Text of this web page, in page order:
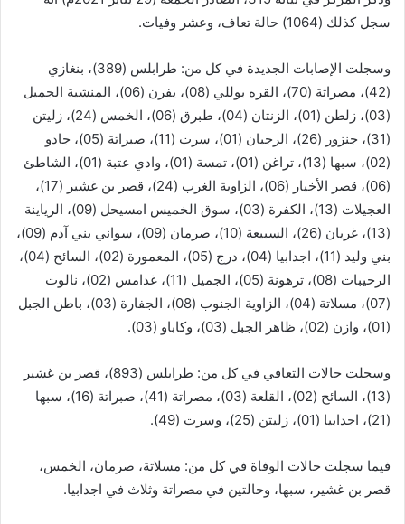
سجل كذلك (1064) حالة تعاف، وعشر وفيات.
وسجلت الإصابات الجديدة في كل من: طرابلس (389)، بنغازي
(42)، مصراتة (70)، القره بوللي (08)، يفرن (06)، المنشية الجميل
(03)، زلطن (01)، الزنتان (04)، طبرق (06)، الخمس (24)، زليتن
(31)، جنزور (26)، الرجبان (01)، سرت (11)، صبراتة (05)، جادو
(02)، سبها (13)، تراغن (01)، تمسة (01)، وادي عتبة (01)، الشاطئ
(06)، قصر الأخيار (06)، الزاوية الغرب (24)، قصر بن غشير (17)،
العجيلات (13)، الكفرة (03)، سوق الخميس امسيحل (09)، الرياينة
(13)، غريان (26)، السبيعة (10)، صرمان (09)، سواني بني آدم (09)،
بني وليد (11)، اجدابيا (04)، درج (05)، المعمورة (02)، السائح (04)،
الرحيبات (08)، ترهونة (05)، الجميل (11)، غدامس (02)، نالوت
(07)، مسلاتة (04)، الزاوية الجنوب (08)، الجفارة (03)، باطن الجبل
(01)، وازن (02)، ظاهر الجبل (03)، وكاباو (03).
وسجلت حالات التعافي في كل من: طرابلس (893)، قصر بن غشير
(13)، السائح (02)، القلعة (03)، مصراتة (41)، صبراتة (16)، سبها
(21)، اجدابيا (01)، زليتن (25)، وسرت (49).
فيما سجلت حالات الوفاة في كل من: مسلاتة، صرمان، الخمس،
قصر بن غشير، سبها، وحالتين في مصراتة وثلاث في اجدابيا.